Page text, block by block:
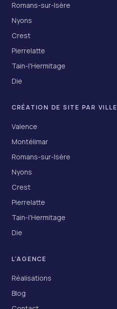
Romans-sur-Isère
Nyons
Crest
Pierrelatte
Tain-l'Hermitage
Die
CRÉATION DE SITE PAR VILLE
Valence
Montélimar
Romans-sur-Isère
Nyons
Crest
Pierrelatte
Tain-l'Hermitage
Die
L'AGENCE
Réalisations
Blog